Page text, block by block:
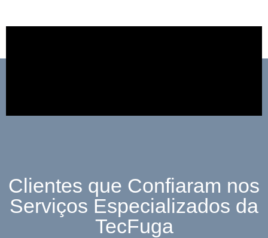
Clientes que Confiaram nos
Serviços Especializados da
TecFuga